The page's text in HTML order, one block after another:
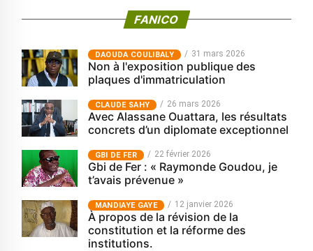
FANICO
‎DAOUDA COULIBALY 31 mars 2026
Non à l'exposition publique des
plaques d'immatriculation
CLAUDE SAHY 26 mars 2026
Avec Alassane Ouattara, les résultats
concrets d’un diplomate exceptionnel
GBI DE FER 22 février 2026
Gbi de Fer : « Raymonde Goudou, je
t’avais prévenue »
MANDIAYE GAYE 12 janvier 2026
À propos de la révision de la
constitution et la réforme des
institutions.